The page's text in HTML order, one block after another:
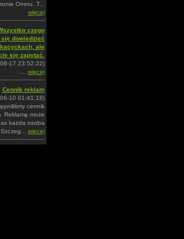
Onetu. T...
więcej
czego
dowiedzieć
ale
się zapytać.
17 23:52:22)
więcej
Cennik reklam
10 01:41:18)
cennik
Reklamę może
każda osoba
więcej